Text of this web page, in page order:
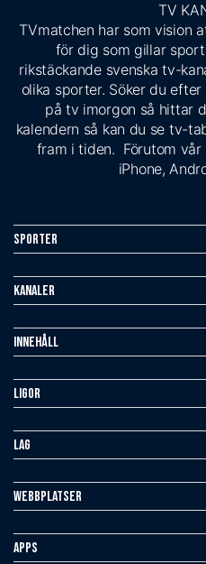
TV
TVmatchen har som vision
för dig som gillar
rikstäckande svenska tv-
olika sporter. Söker du
på tv imorgon så hittar
kalendern så kan du se tv-
fram i tiden. Förutom
iPhone,
Sporter
Kanaler
Innehåll
Ligor
Lag
Webbplatser
Apps